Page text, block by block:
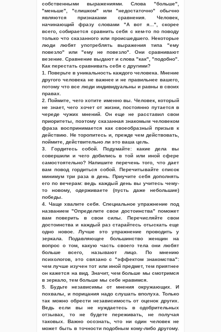
собственными выражениями. Слова "больше",
"меньше", "слишком" или "недостаточно" обычно
являются признаками сравнения. Человек,
начинающий фразу словами "А вот я...", скорее
всего, собирается сравнить себя с кем-то по поводу
только что сказанного или происшедшего. Некоторые
люди любят употреблять выражения типа "ему
повезло" или "ему не повезло". Они сравнивают
везение. Сравнение выдают и слова "как", "подобно".
Как перестать сравнивать себя с другими?
1. Поверьте в уникальность каждого человека. Мнение
другого человека не важнее и не правильнее вашего,
потому что все люди индивидуальны и равны в своих
правах.
2. Поймите, чего хотите именно вы. Человек, который
не знает, чего хочет от жизни, постоянно путается в
череде чужих мнений. Он еще не расставил свои
приоритеты, поэтому сказанная знакомым человеком
фраза воспринимается как своеобразный призыв к
действию. Не торопитесь и, прежде чем действовать,
поймите, действительно ли это ваша цель.
3. Гордитесь собой. Подумайте: какие дела вы
совершили и чего добились в той или иной сфере
самостоятельно? Напишите перечень того, что дает
вам повод гордиться собой. Перечитывайте список
минимум три раза в день. Приучите себя дополнять
его по вечерам: ведь каждый день вы учитесь чему-
то новому, одерживаете (пусть даже небольшие)
победы.
4. Чаще хвалите себя. Специальное упражнение под
названием "Определите свои достоинства" поможет
вам поверить в свои силы. Перечисляйте свои
достоинства и каждый раз старайтесь отыскать еще
одно новое. Лучше это упражнение проводить у
зеркала. Подавляющее большинство женщин на
вопрос о том, какую часть своего тела они любят
больше всего, называют лицо. По мнению
психологов, это связано с "эффектом знакомства":
чем лучше изучен тот или иной предмет, тем приятнее
он кажется на вид. Значит, чем больше мы смотримся
в зеркало, тем больше мы себе нравимся.
5. Будьте независимы от мнения окружающих. И
похвалы, и порицания надо слушать вполуха. Только
так можно обрести независимость от оценок других.
Ведь если вы не нуждаетесь в одобрительных
отзывах, то не будете переживать, не получая
таковых. Важно осознать, что ни один человек не
может быть в точности подобным кому-либо другому.